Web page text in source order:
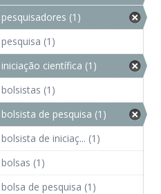
pesquisadores (1)
pesquisa (1)
iniciação científica (1)
bolsistas (1)
bolsista de pesquisa (1)
bolsista de iniciaç... (1)
bolsas (1)
bolsa de pesquisa (1)